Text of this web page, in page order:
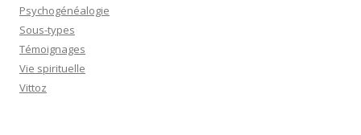
Psychogénéalogie
Sous-types
Témoignages
Vie spirituelle
Vittoz